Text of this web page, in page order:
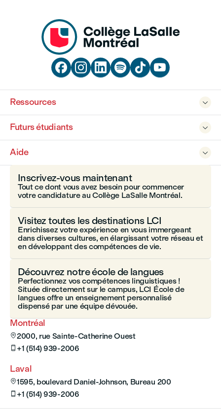
     

Ressources

Futurs étudiants

Aide
Montréal
2000, rue Sainte-Catherine Ouest
 +1 (514) 939-2006
Laval
1595, boulevard Daniel-Johnson, Bureau 200
 +1 (514) 939-2006
Inscrivez-vous maintenant
Tout ce dont vous avez besoin pour commencer
votre candidature au Collège LaSalle Montréal.
Visitez toutes les destinations LCI
Enrichissez votre expérience en vous immergeant
dans diverses cultures, en élargissant votre réseau et
en développant des compétences de vie.
Découvrez notre école de langues
Perfectionnez vos compétences linguistiques !
Située directement sur le campus, LCI École de
langues offre un enseignement personnalisé
dispensé par une équipe dévouée.